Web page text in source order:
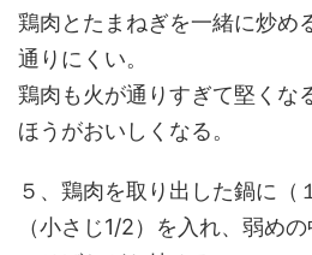
鶏肉とたまねぎを一緒に炒め
通りにくい。
鶏肉も火が通りすぎて堅くな
ほうがおいしくなる。
５、鶏肉を取り出した鍋に（
（小さじ1/2）を入れ、弱め